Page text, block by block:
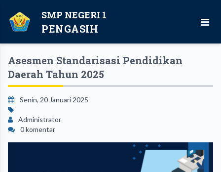
SMP NEGERI 1
PENGASIH
Asesmen Standarisasi Pendidikan
Daerah Tahun 2025
Senin, 20 Januari 2025
Administrator
0 komentar